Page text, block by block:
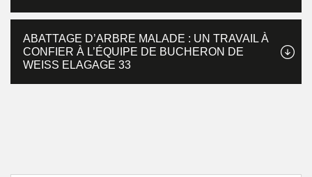
ABATTAGE D’ARBRE MALADE : UN TRAVAIL À
CONFIER À L’ÉQUIPE DE BUCHERON DE
WEISS ELAGAGE 33